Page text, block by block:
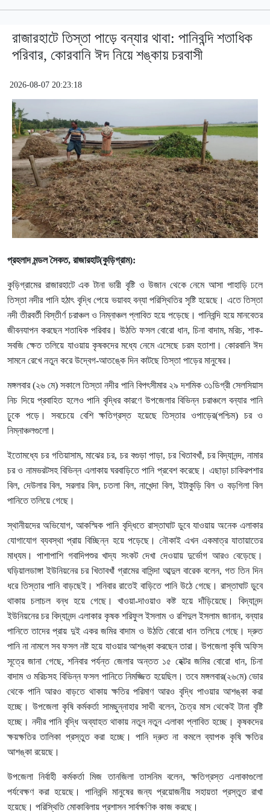
রাজারহাটে তিস্তা পাড়ে বন্যার থাবা: পানিবন্দি শতাধিক
পরিবার, কোরবানি ঈদ নিয়ে শঙ্কায় চরবাসী
2026-08-07 20:23:18
প্রহলাদ মন্ডল সৈকত, রাজারহাট(কুড়িগ্রাম):
কুড়িগ্রামের রাজারহাটে এক টানা ভারী বৃষ্টি ও উজান থেকে নেমে আসা পাহাড়ি ঢলে
তিস্তা নদীর পানি হঠাৎ বৃদ্ধি পেয়ে ভয়াবহ বন্যা পরিস্থিতির সৃষ্টি হয়েছে। এতে তিস্তা
নদী তীরবর্তী বিস্তীর্ণ চরাঞ্চল ও নিম্নাঞ্চল প্লাবিত হয়ে পড়েছে। পানিবন্দি হয়ে মানবেতর
জীবনযাপন করছেন শতাধিক পরিবার। উঠতি ফসল বোরো ধান, চিনা বাদাম,মরিচ,শাক-
সবজি ক্ষেত তলিয়ে যাওয়ায় কৃষকদের মধ্যে নেমে এসেছে চরম হতাশা। কোরবানি ঈদ
সামনে রেখে নতুন করে উদ্বেগ-আতঙ্কে দিন কাটছে তিস্তা পাড়ের মানুষের।
মঙ্গলবার(২৬ মে)সকালে তিস্তা নদীর পানি বিপৎসীমার ২৯ দশমিক ৩১ডিগ্রী সেলসিয়াস
নিচ দিয়ে প্রবাহিত হলেও পানি বৃদ্ধির কারণে উপজেলার বিভিন্ন চরাঞ্চলে বন্যার পানি
ঢ়ুকে পড়ে। সবচেয়ে বেশি ক্ষতিগ্রস্ত হয়েছে তিস্তার ওপাড়ের(পশ্চিম) চর ও
নিম্নাঞ্চলগুলো।
ইতোমধ্যে চর গতিয়াসাম,মাঝের চর, চর বগুড়া পাড়া, চর খিতাবখাঁ, চর বিদ্যানন্দ, নামার
চর ও নামভরটসহ বিভিন্ন এলাকায় ঘরবাড়িতে পানি প্রবেশ করেছে। এছাড়া চাকিরপশার
বিল, দেউলার বিল, সরলার বিল,চতলা বিল,নাখেন্দা বিল,ইটাকুড়ি বিল ও বড়গিলা বিল
পানিতে তলিয়ে গেছে।
স্থানীয়দের অভিযোগ,আকস্মিক পানি বৃদ্ধিতে রাস্তাঘাট ডুবে যাওয়ায় অনেক এলাকার
যোগাযোগ ব্যবস্থা প্রায় বিচ্ছিন্ন হয়ে পড়েছে। নৌকাই এখন একমাত্র যাতায়াতের
মাধ্যম।
পাশাপাশি গবাদিপশুর খাদ্য সংকট দেখা দেওয়ায় দুর্ভোগ আরও বেড়েছে।
ঘড়িয়ালডাঙ্গা ইউনিয়নের চর খিতাবখাঁ গ্রামের বাসিন্দা আব্দুল বারেক বলেন, গত তিন দিন
ধরে তিস্তার পানি বাড়ছেই। শনিবার রাতেই বাড়িতে পানি উঠে গেছে। রাস্তাঘাট ডুবে
থাকায় চলাচল বন্ধ হয়ে গেছে। খাওয়া-দাওয়াও কষ্ট হয়ে দাঁড়িয়েছে।
বিদ্যানন্দ
ইউনিয়নের চর বিদ্যানন্দ এলাকার কৃষক শরিফুল ইসলাম ও রশিদুল ইসলাম জানান,বন্যার
পানিতে তাদের প্রায় দুই একর জমির বাদাম ও উঠতি বোরো ধান তলিয়ে গেছে। দ্রুত
পানি না নামলে সব ফসল নষ্ট হয়ে যাওয়ার আশঙ্কা করছেন তারা। উপজেলা কৃষি অফিস
সূত্রে জানা গেছে,শনিবার পর্যন্ত জেলার অন্তত ১৫ হেক্টর জমির বোরো ধান,চিনা
বাদাম ও মরিচসহ বিভিন্ন ফসল পানিতে নিমজ্জিত হয়েছিল। তবে মঙ্গলবার(২৬মে) ভোর
থেকে পানি আরও বাড়তে থাকায় ক্ষতির পরিমাণ আরও বৃদ্ধি পাওয়ার আশঙ্কা করা
হচ্ছে। উপজেলা কৃষি কর্মকর্তা সামছুন্নাহার সাথী বলেন,চৈত্র মাস থেকেই টানা বৃষ্টি
হচ্ছে। নদীর পানি বৃদ্ধি অব্যাহত থাকায় নতুন নতুন এলাকা প্লাবিত হচ্ছে। কৃষকদের
ক্ষয়ক্ষতির তালিকা প্রস্তুত করা হচ্ছে। পানি দ্রুত না কমলে ব্যাপক কৃষি ক্ষতির
আশঙ্কা রয়েছে।
উপজেলা নির্বাহী কর্মকর্তা মিজ তানজিলা তাসনিম বলেন,ক্ষতিগ্রস্ত এলাকাগুলো
পর্যবেক্ষণ করা হয়েছে। পানিবন্দি মানুষের জন্য প্রয়োজনীয় সহায়তা প্রস্তুত রাখা
হয়েছে। পরিস্থিতি মোকাবিলায় প্রশাসন সার্বক্ষণিক কাজ করছে।